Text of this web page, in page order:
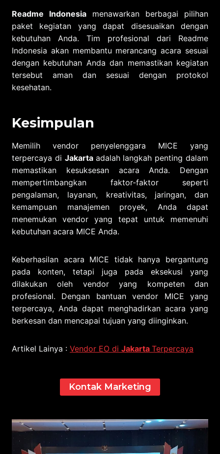
Readme Indonesia menawarkan berbagai pilihan
paket kegiatan yang dapat disesuaikan dengan
kebutuhan Anda. Tim profesional dari Readme
Indonesia akan membantu merancang acara sesuai
dengan kebutuhan Anda dan memastikan kegiatan
tersebut aman dan sesuai dengan protokol
kesehatan.
Kesimpulan
Memilih vendor penyelenggara MICE yang
terpercaya di Jakarta adalah langkah penting dalam
memastikan kesuksesan acara Anda. Dengan
mempertimbangkan faktor-faktor seperti
pengalaman, layanan, kreativitas, jaringan, dan
kemampuan manajemen proyek, Anda dapat
menemukan vendor yang tepat untuk memenuhi
kebutuhan acara MICE Anda.
Keberhasilan acara MICE tidak hanya bergantung
pada konten, tetapi juga pada eksekusi yang
dilakukan oleh vendor yang kompeten dan
profesional. Dengan bantuan vendor MICE yang
terpercaya, Anda dapat menghadirkan acara yang
berkesan dan mencapai tujuan yang diinginkan.
Artikel Lainya : Vendor EO di Jakarta Terpercaya
Kontak Marketing